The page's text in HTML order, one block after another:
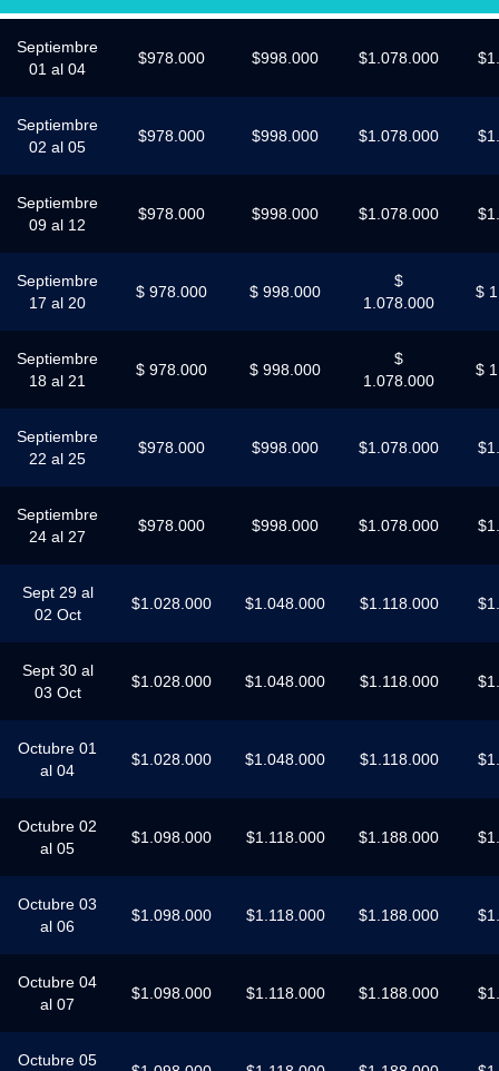
Septiembre
01 al 04
$978.000 $998.000 $1.078.000
Septiembre
02 al 05
$978.000 $998.000 $1.078.000
Septiembre
09 al 12
$978.000 $998.000 $1.078.000
Septiembre
17 al 20
$ 978.000 $ 998.000
$
1.078.000
$
Septiembre
18 al 21
$ 978.000 $ 998.000
$
1.078.000
$
Septiembre
22 al 25
$978.000 $998.000 $1.078.000
Septiembre
24 al 27
$978.000 $998.000 $1.078.000
Sept 29 al
02 Oct
$1.028.000 $1.048.000 $1.118.000
Sept 30 al
03 Oct
$1.028.000 $1.048.000 $1.118.000
Octubre 01
al 04
$1.028.000 $1.048.000 $1.118.000
Octubre 02
al 05
$1.098.000 $1.118.000 $1.188.000
Octubre 03
al 06
$1.098.000 $1.118.000 $1.188.000
Octubre 04
al 07
$1.098.000 $1.118.000 $1.188.000
Octubre 05